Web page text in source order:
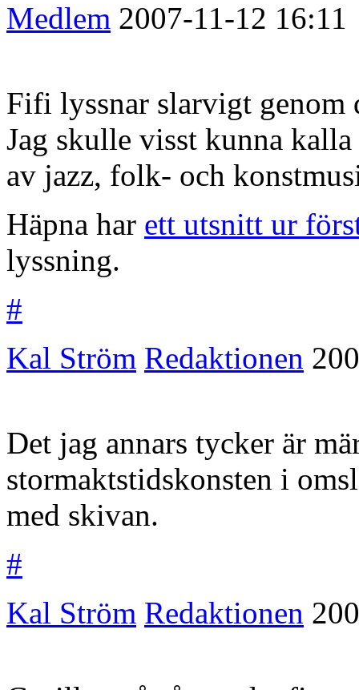
Medlem 2007-11-12 16:11
Fifi lyssnar slarvigt genom
Jag skulle visst kunna
av jazz, folk- och
Häpna har ett utsnitt ur
lyssning.
#
Kal Ström Redaktionen
Det jag annars tycker är
stormaktstidskonsten i
med skivan.
#
Kal Ström Redaktionen